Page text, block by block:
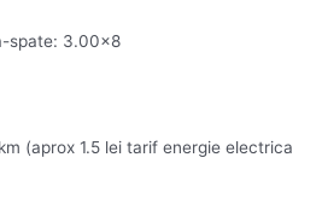
spate: 3.00×8
(aprox 1.5 lei tarif energie electrica